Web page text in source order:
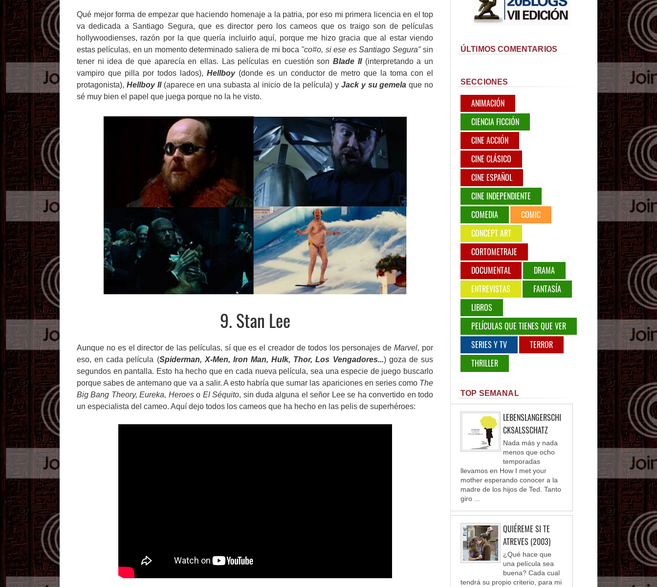
Qué mejor forma de empezar que haciendo homenaje a la patria, por eso mi primera licencia en el top
va dedicada a Santiago Segura, que es director pero los cameos que os traigo son de películas
hollywoodienses, razón por la que quería incluirlo aquí, porque me hizo gracia que al estar viendo
estas películas, en un momento determinado saliera de mi boca "co#o, si ese es Santiago Segura"sin
tener ni idea de que aparecía en ellas. Las películas en cuestión sonBlade II(interpretando a un
vampiro que pilla por todos lados),Hellboy (donde es un conductor de metro que la toma con el
protagonista), Hellboy II(aparece en una subasta al inicio de la película) y Jack y su gemela que no
sé muy bien el papel que juega porque no la he visto.
9. Stan Lee
Aunque no es el director de las películas, sí que es el creador de todos los personajes deMarvel, por
eso, en cada película (Spiderman, X-Men, Iron Man, Hulk, Thor, Los Vengadores...) goza de sus
segundos en pantalla. Esto ha hecho que en cada nueva película, sea una especie de juego buscarlo
porque sabes de antemano que va a salir. A esto habría que sumar las apariciones en series como The
Big Bang Theory, Eureka, Heroeso El Séquito, sin duda alguna el señor Lee se ha convertido en todo
un especialista del cameo. Aquí dejo todos los cameos que ha hecho en las pelis de superhéroes:
ÚLTIMOS COMENTARIOS
SECCIONES
ANIMACIÓN
CIENCIA FICCIÓN
CINE ACCIÓN
CINE CLÁSICO
CINE ESPAÑOL
CINE INDEPENDIENTE
COMEDIA
COMIC
CONCEPT ART
CORTOMETRAJE
DOCUMENTAL
DRAMA
ENTREVISTAS
FANTASÍA
LIBROS
PELÍCULAS QUE TIENES QUE VER
SERIES Y TV
TERROR
THRILLER
TOP SEMANAL
LEBENSLANGERSCHI
CKSALSSCHATZ
Nada más y nada
menos que ocho
temporadas
llevamos en How I met your
mother esperando conocer a la
madre de los hijos de Ted. Tanto
giro ...
QUIÉREME SI TE
ATREVES (2003)
¿Qué hace que
una película sea
buena? Cada cual
tendrá su propio criterio, para mi